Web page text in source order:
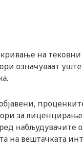
на
означуваат уште
за лиценцирање
набљудувачите
на вештачката